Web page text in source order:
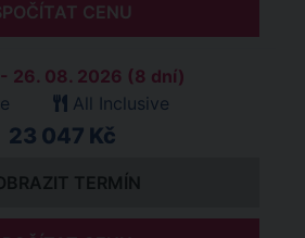
CENU
26. 08. 2026 (8 dní)
All Inclusive
23 047 Kč
TERMÍN